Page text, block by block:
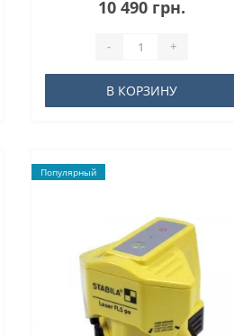
10 490 грн.
- +
В КОРЗИНУ
Популярный